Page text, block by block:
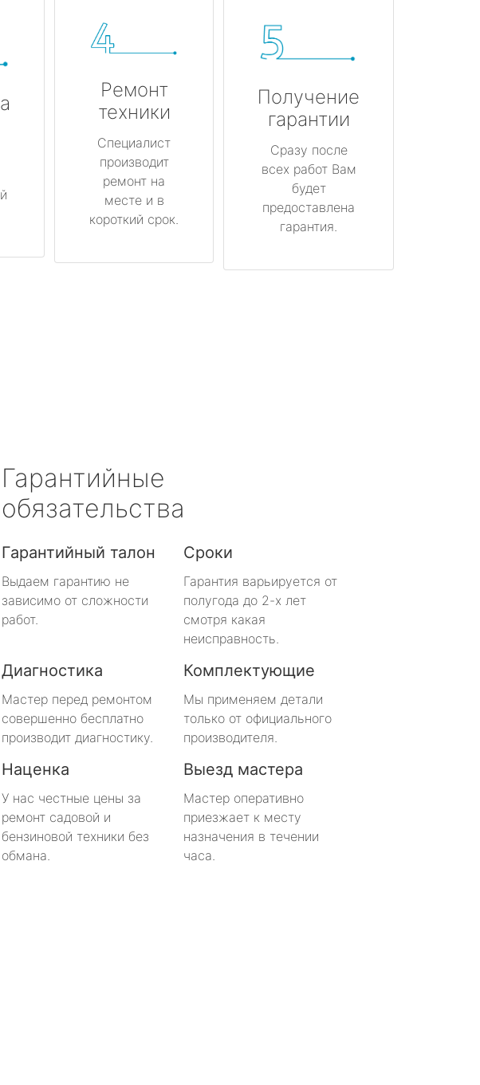
Ремонт
техники
Специалист
производит
ремонт на
месте и в
короткий срок.
Получение
гарантии
Сразу после
всех работ Вам
будет
предоставлена
гарантия.
Гарантийные
обязательства
Гарантийный талон
Выдаем гарантию не
зависимо от сложности
работ.
Сроки
Гарантия варьируется от
полугода до 2-х лет
смотря какая
неисправность.
Диагностика
Мастер перед ремонтом
совершенно бесплатно
производит диагностику.
Комплектующие
Мы применяем детали
только от официального
производителя.
Наценка
У нас честные цены за
ремонт садовой и
бензиновой техники без
обмана.
Выезд мастера
Мастер оперативно
приезжает к месту
назначения в течении
часа.